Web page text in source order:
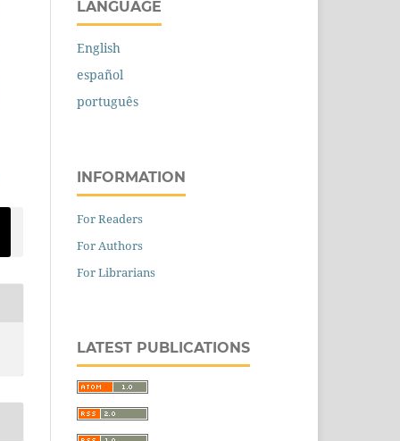
LANGUAGE
English
español
português
INFORMATION
For Readers
For Authors
For Librarians
LATEST PUBLICATIONS